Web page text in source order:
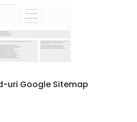
uri Google Sitemap